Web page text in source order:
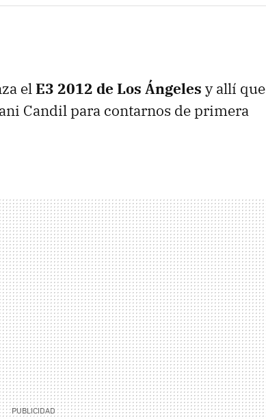
elE3 2012 de Los Ángeles y allí que
Candil para contarnos de primera